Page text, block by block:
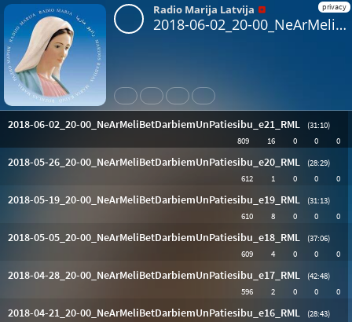
privacy
Radio Marija Latvija
2018-06-02_20-00_NeArMeliBetDarbiemUnPatiesibu_e21_RML
Share Like
2018-06-02_20-00_NeArMeliBetDarbiemUnPatiesibu_e21_RML
(31:10)
809
16 0 0 0
2018-05-26_20-00_NeArMeliBetDarbiemUnPatiesibu_e20_RML
(28:29)
612
1 0 0 0
2018-05-19_20-00_NeArMeliBetDarbiemUnPatiesibu_e19_RML
(31:13)
610
8 0 0 0
2018-05-05_20-00_NeArMeliBetDarbiemUnPatiesibu_e18_RML
(37:06)
609
4 0 0 0
2018-04-28_20-00_NeArMeliBetDarbiemUnPatiesibu_e17_RML
(42:48)
596
2 0 0 0
2018-04-21_20-00_NeArMeliBetDarbiemUnPatiesibu_e16_RML
(28:43)